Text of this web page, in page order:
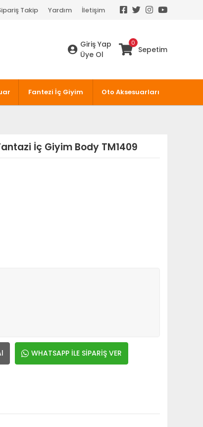
Takip Yardım İletişim
Giriş Yap
Üye Ol
0
Sepetim
Fantezi İç Giyim Oto Aksesuarları
İç Giyim Body TM1409
WHATSAPP İLE SİPARİŞ VER